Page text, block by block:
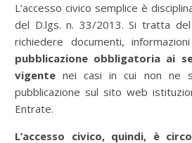
L’accesso civico semplice è disciplinato dall’art. 5 comma 1
del D.lgs. n. 33/2013. Si tratta
richiedere documenti,
pubblicazione obbligatoria ai
vigente nei casi in cui non ne
pubblicazione sul sito web
Entrate.
L’accesso civico, quindi, è